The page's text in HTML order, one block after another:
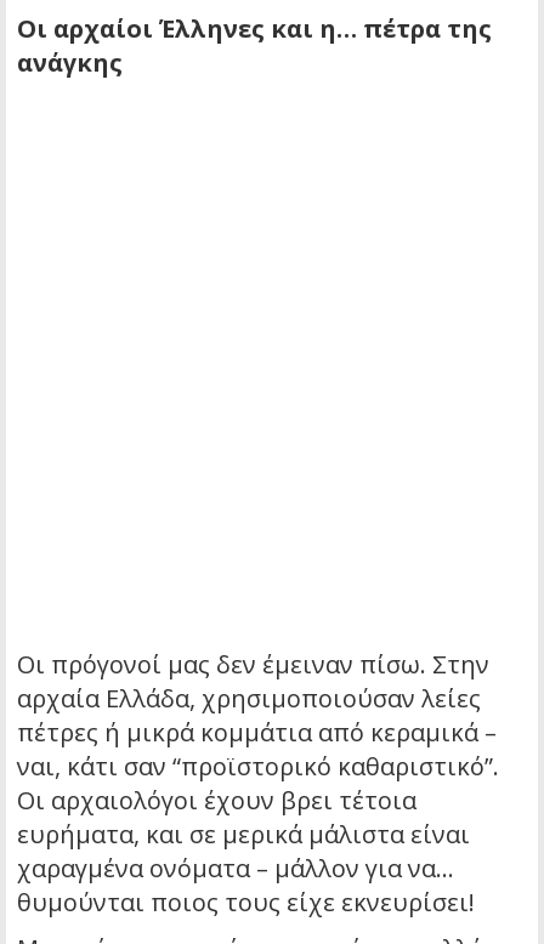
Οι αρχαίοι Έλληνες και η… πέτρα της
ανάγκης
Οι πρόγονοί μας δεν έμειναν πίσω. Στην
αρχαία Ελλάδα, χρησιμοποιούσαν λείες
πέτρες ή μικρά κομμάτια από κεραμικά –
ναι, κάτι σαν “προϊστορικό καθαριστικό”.
Οι αρχαιολόγοι έχουν βρει τέτοια
ευρήματα, και σε μερικά μάλιστα είναι
χαραγμένα ονόματα – μάλλον για να…
θυμούνται ποιος τους είχε εκνευρίσει!